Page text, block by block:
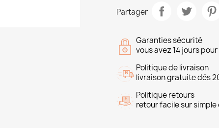
Partager
Garanties sécurité
vous avez 14 jours
Politique de livraison
livraison gratuite dés
Politique retours
retour facile sur simple